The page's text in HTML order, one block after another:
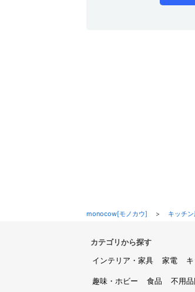
monocow[モノカウ] > キッチ
カテゴリから探す
インテリア・家具 家電
趣味・ホビー 食品 不用